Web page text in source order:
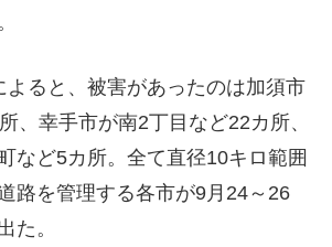
ると、被害があったのは加須市
、幸手市が南2丁目など22カ所、
など5カ所。全て直径10キロ範囲
路を管理する各市が9月24～26
た。